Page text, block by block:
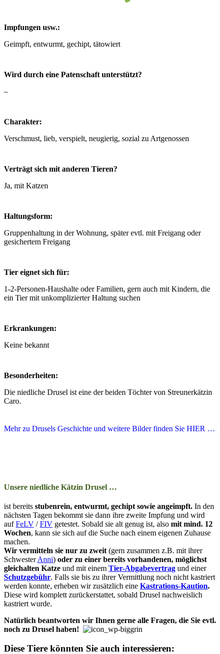
Impfungen usw.:
Geimpft, entwurmt, gechipt, tätowiert
Wird durch eine Patenschaft unterstützt?
–
Charakter:
Verschmust, lieb, verspielt, neugierig, sozial zu Artgenossen
Verträgt sich mit anderen Tieren?
Ja, mit Katzen
Haltungsform:
Gruppenhaltung in der Wohnung, später evtl. mit Freigang oder
gesichertem Freigang
Tier eignet sich für:
1-2-Personen-Haushalte oder Familien, gern auch mit Kindern, die
ein Tier mit unkomplizierter Haltung suchen
Erkrankungen:
Keine bekannt
Besonderheiten:
Die niedliche Drusel ist eine der beiden Töchter von Streunerkätzin
Caro.
Mehr zu Drusels Geschichte und weitere Bilder finden Sie HIER …
Unsere niedliche Kätzin Drusel …
ist bereits stuben­rein, entwurmt, gechipt so­wie an­ge­impft. In den
nächs­ten Tag­en be­kommt sie dann ihre zwei­te Impf­ung und wird
aufFeLV /FIV ge­test­et. So­bald sie alt ge­nug ist, also mit mind. 12
Woch­en, kann sie sich auf die Suche nach ein­em ei­gen­en Zu­hau­se
mach­en.
Wir ver­mit­teln sie nur zu zweit (gern zu­sam­men z.B. mit ihrer
SchwesterAnni) oder zu ein­er be­reits vor­han­den­en, mög­lichst
gleich­alt­en Katze und mit ein­em Tier-Ab­ga­be­ver­trag und ein­er
Schutz­ge­bühr. Falls sie bis zu ihrer Ver­mitt­lung noch nicht kas­­triert
wer­­den konn­­te, er­he­ben wir zu­sätz­lich eine Kas­trat­ions-Kau­tion.
Die­se wird kom­plett zu­rück­er­­statt­­et, so­­bald Drusel nach­­weis­­lich
kas­­triert wur­­de.
Natürlich beantworten wir Ihn­en ger­ne alle Fra­gen, die Sie evtl.
noch zu Drusel ha­ben!
Diese Tiere könnten Sie auch interessieren: